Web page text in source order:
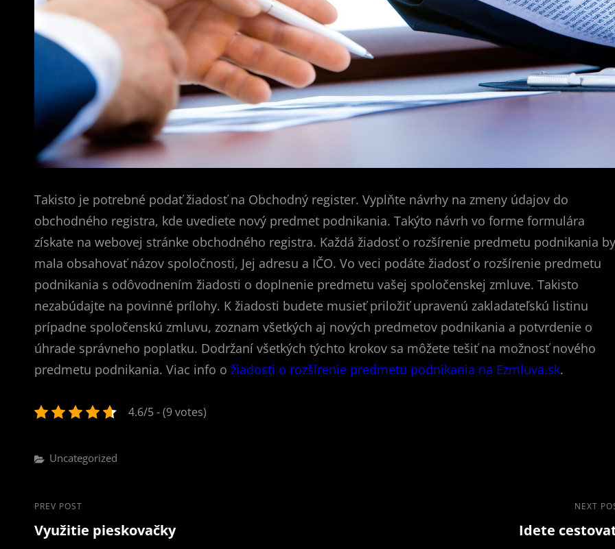
Takisto je potrebné podať žiadosť na Obchodný register. Vyplňte návrhy na zmeny údajov do
obchodného registra, kde uvediete nový predmet podnikania. Takýto návrh vo forme formulára
získate na webovej stránke obchodného registra. Každá žiadosť o rozšírenie predmetu podnikania by
mala obsahovať názov spoločnosti, Jej adresu a IČO. Vo veci podáte žiadosť o rozšírenie predmetu
podnikania s odôvodnením žiadosti o doplnenie predmetu vašej spoločenskej zmluve. Takisto
nezabúdajte na povinné prílohy. K žiadosti budete musieť priložiť upravenú zakladateľskú listinu
prípadne spoločenskú zmluvu, zoznam všetkých aj nových predmetov podnikania a potvrdenie o
úhrade správneho poplatku. Dodržaní všetkých týchto krokov sa môžete tešiť na možnosť nového
predmetu podnikania. Viac info o žiadosti o rozšírenie predmetu podnikania na Ezmluva.sk.
4.6/5 - (9 votes)
Categories
Uncategorized
Post
navigation
Previous
Post
PREV POST
Využitie pieskovačky
NEXT
Idete